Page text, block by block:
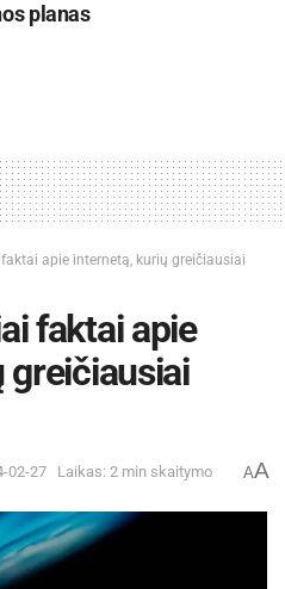
planas
apie internetą, kurių greičiausiai
faktai apie
greičiausiai
02-27 Laikas: 2 min skaitymo AA